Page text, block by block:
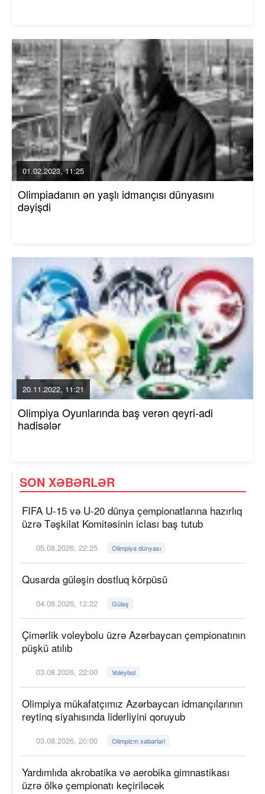
01.02.2023, 11:25
Olimpiadanın ən yaşlı idmançısı dünyasını
dəyişdi
20.11.2022, 11:21
Olimpiya Oyunlarında baş verən qeyri-adi
hadisələr
SON XƏBƏRLƏR
FIFA U-15 və U-20 dünya çempionatlarına hazırlıq
üzrə Təşkilat Komitəsinin iclası baş tutub
05.08.2026, 22:25 Olimpiya dünyası
Qusarda güləşin dostluq körpüsü
04.08.2026, 12:22 Güləş
Çimərlik voleybolu üzrə Azərbaycan çempionatının
püşkü atılıb
03.08.2026, 22:00 Voleybol
Olimpiya mükafatçımız Azərbaycan idmançılarının
reytinq siyahısında liderliyini qoruyub
03.08.2026, 20:00 Olimpizm xəbərləri
Yardımlıda akrobatika və aerobika gimnastikası
üzrə ölkə çempionatı keçiriləcək